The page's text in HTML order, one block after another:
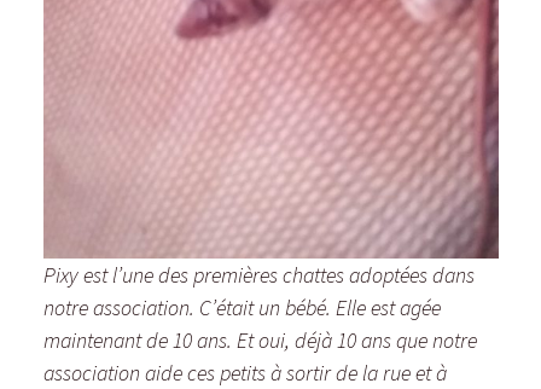
Pixy est l’une des premières chattes adoptées dans
notre association. C’était un bébé. Elle est agée
maintenant de 10 ans. Et oui, déjà 10 ans que notre
association aide ces petits à sortir de la rue et à